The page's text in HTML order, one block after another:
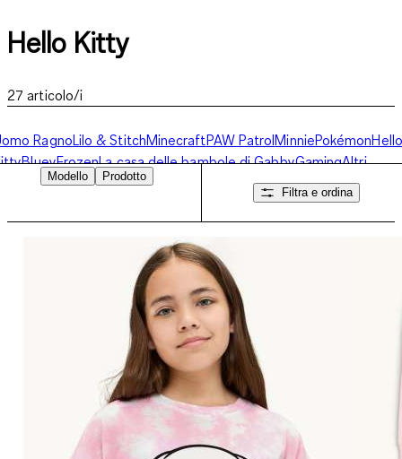
Hello Kitty
27 articolo/i
RagnoLilo & StitchMinecraftPAW PatrolMinniePokémonHello
BlueyFrozenLa casa delle bambole di GabbyGamingAltri
Modello
Prodotto
Filtra e ordina